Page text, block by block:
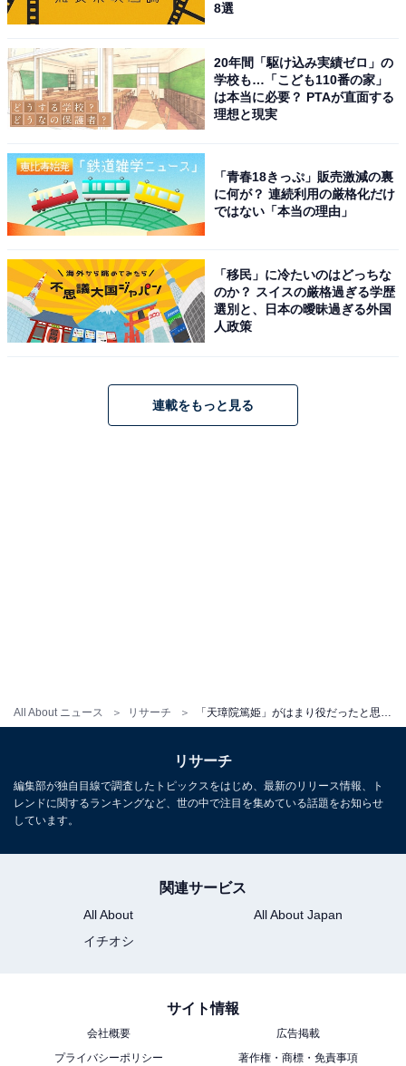
All About ニュース リサーチ
子さんの美しさがとても印象的でした（41歳女性）」
番、適役だったようです（69歳男性）」など、強さだけ
でなく優しさをにじませる表情に見入ってしまったとの
声もありました。
（35歳女性）」「気品を感じさせてくれて篤姫の知名度
を上げた人（46歳男性）」「篤姫として主役で演じてイ
メージが強い。また奔放さだけでなく上様への愛を感じ
る人柄があったから（29歳女性）」など、“篤姫”といえ
ば宮崎さんしか思い浮かばないとの声が多く上がってい
ます。
「あの若さで篤姫を演じきったのは驚きでした（65歳男
性）」など、篤姫の人生を見事に演じ切っていたとの称
賛の声が多数寄せられました。
8選
20年間「駆け込み実績ゼロ」の
学校も…「こども110番の家」
は本当に必要？ PTAが直面する
理想と現実
「青春18きっぷ」販売激減の裏
に何が？ 連続利用の厳格化だけ
ではない「本当の理由」
「移民」に冷たいのはどっちな
のか？ スイスの厳格過ぎる学歴
選別と、日本の曖昧過ぎる外国
人政策
連載をもっと見る
リサーチ
編集部が独自目線で調査したトピックスをはじめ、最新のリリース情報、ト
レンドに関するランキングなど、世の中で注目を集めている話題をお知らせ
しています。
関連サービス
All About
All About Japan
イチオシ
サイト情報
会社概要
広告掲載
プライバシーポリシー
著作権・商標・免責事項